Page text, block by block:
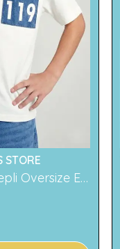
STORE
119 Baskılı Denim Cepli Oversize Erkek Çocuk Tişört